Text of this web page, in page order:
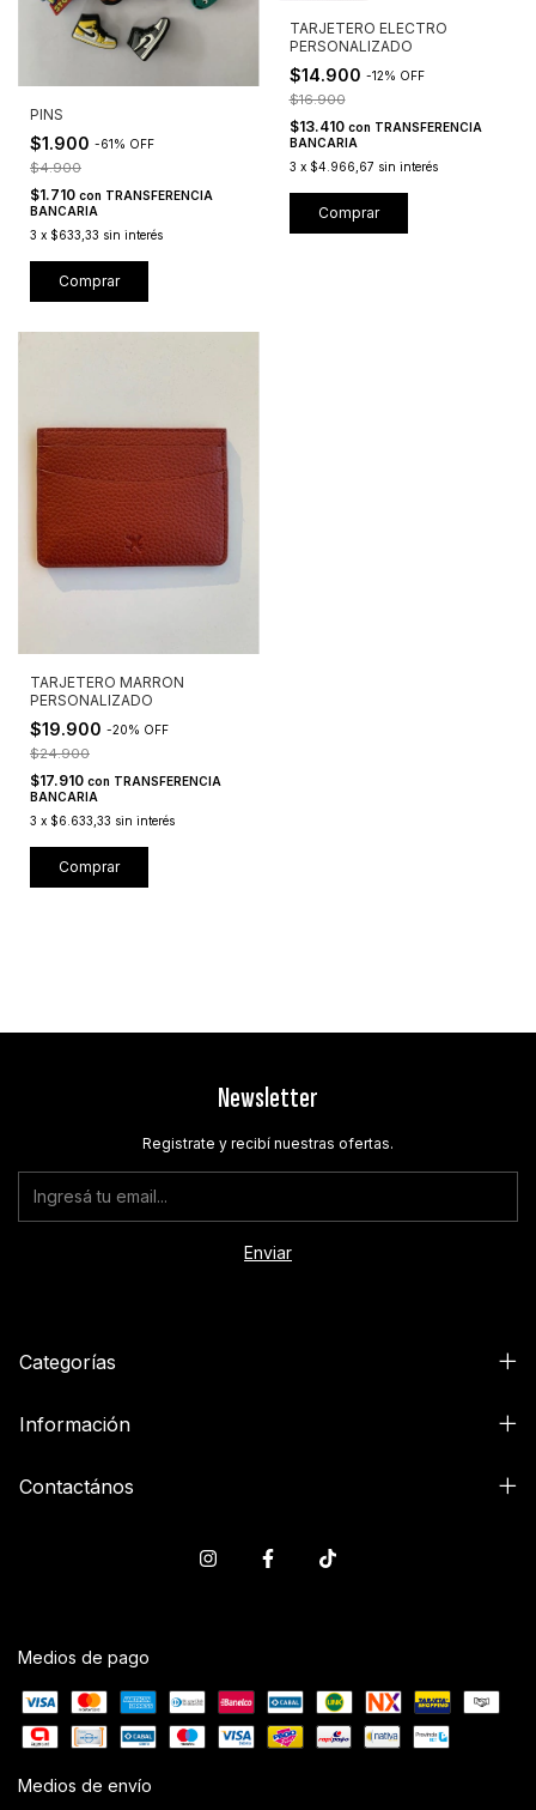
PINS
$1.900 -61% OFF
$4.900
$1.710 con TRANSFERENCIA
BANCARIA
3 x $633,33 sin interés
Comprar
TARJETERO ELECTRO
PERSONALIZADO
$14.900 -12% OFF
$16.900
$13.410 con TRANSFERENCIA
BANCARIA
3 x $4.966,67 sin interés
Comprar
TARJETERO MARRON
PERSONALIZADO
$19.900 -20% OFF
$24.900
$17.910 con TRANSFERENCIA
BANCARIA
3 x $6.633,33 sin interés
Comprar
Newsletter
Registrate y recibí nuestras ofertas.
Categorías
Información
Contactános
Medios de pago
Medios de envío